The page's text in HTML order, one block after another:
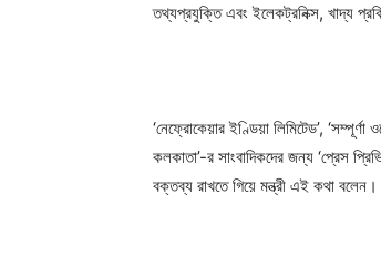
তথ্যপ্রযুক্তি এবং ইলেকট্রনিক্স, খাদ্য
‘নেফ্রোকেয়ার ইণ্ডিয়া লিমিটেড’,
কলকাতা’-র সাংবাদিকদের জন্য ‘প্রেস
বক্তব্য রাখতে গিয়ে মন্ত্রী এই কথা বলেন।